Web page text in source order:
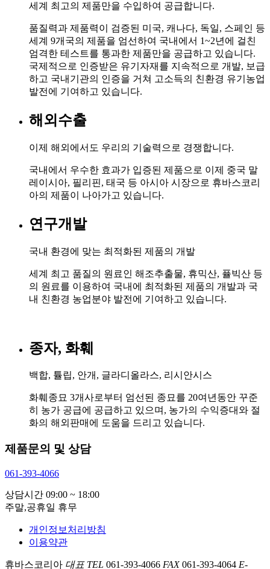
세계 최고의 제품만을 수입하여 공급합니다.
품질력과 제품력이 검증된 미국, 캐나다, 독일, 스페인 등
세계 9개국의 제품을 엄선하여 국내에서 1~2년에 걸친
엄격한 테스트를 통과한 제품만을 공급하고 있습니다.
국제적으로 인증받은 유기자재를 지속적으로 개발, 보급
하고 국내기관의 인증을 거쳐 고소득의 친환경 유기농업
발전에 기여하고 있습니다.
해외수출
이제 해외에서도 우리의 기술력으로 경쟁합니다.
국내에서 우수한 효과가 입증된 제품으로 이제 중국 말
레이시아, 필리핀, 태국 등 아시아 시장으로 휴바스코리
아의 제품이 나아가고 있습니다.
연구개발
국내 환경에 맞는 최적화된 제품의 개발
세계 최고 품질의 원료인 해조추출물, 휴믹산, 퓰빅산 등
의 원료를 이용하여 국내에 최적화된 제품의 개발과 국
내 친환경 농업분야 발전에 기여하고 있습니다.
종자, 화훼
백합, 튤립, 안개, 글라디올라스, 리시안시스
화훼종묘 3개사로부터 엄선된 종묘를 20여년동안 꾸준
히 농가 공급에 공급하고 있으며, 농가의 수익증대와 절
화의 해외판매에 도움을 드리고 있습니다.
제품문의 및 상담
061-393-4066
상담시간 09:00 ~ 18:00
주말,공휴일 휴무
개인정보처리방침
이용약관
휴바스코리아 대표 TEL 061-393-4066 FAX061-393-4064 E-